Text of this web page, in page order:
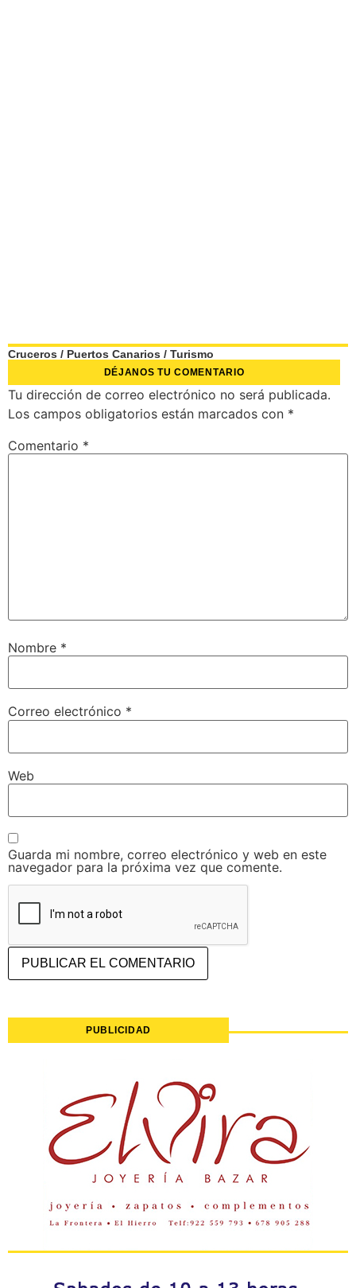
Cruceros / Puertos Canarios / Turismo
DÉJANOS TU COMENTARIO
Tu dirección de correo electrónico no será publicada.
Los campos obligatorios están marcados con *
Comentario *
Nombre *
Correo electrónico *
Web
Guarda mi nombre, correo electrónico y web en este
navegador para la próxima vez que comente.
PUBLICIDAD